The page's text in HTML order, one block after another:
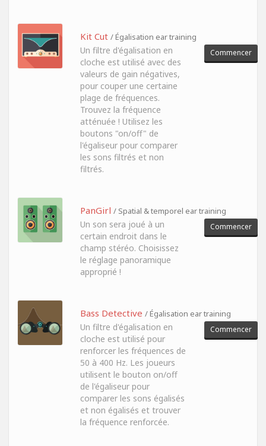
Kit Cut / Égalisation ear training
Un filtre d'égalisation en
cloche est utilisé avec des
valeurs de gain négatives,
pour couper une certaine
plage de fréquences.
Trouvez la fréquence
atténuée ! Utilisez les
boutons "on/off" de
l'égaliseur pour comparer
les sons filtrés et non
filtrés.
Commencer
PanGirl / Spatial & temporel ear training
Un son sera joué à un
certain endroit dans le
champ stéréo. Choisissez
le réglage panoramique
approprié !
Commencer
Bass Detective / Égalisation ear training
Un filtre d'égalisation en
cloche est utilisé pour
renforcer les fréquences de
50 à 400 Hz. Les joueurs
utilisent le bouton on/off
de l'égaliseur pour
comparer les sons égalisés
et non égalisés et trouver
la fréquence renforcée.
Commencer